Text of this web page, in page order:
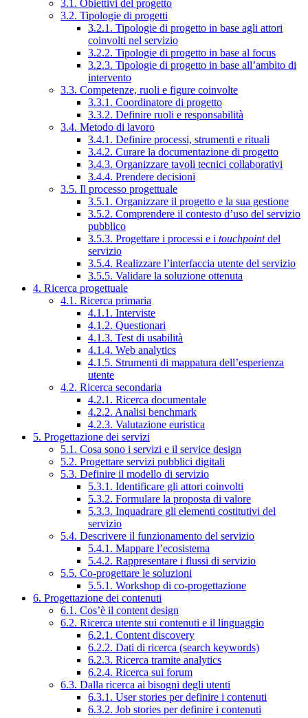
3.1. Obiettivi del progetto
3.2. Tipologie di progetti
3.2.1. Tipologie di progetto in base agli attori
coinvolti nel servizio
3.2.2. Tipologie di progetto in base al focus
3.2.3. Tipologie di progetto in base all’ambito di
intervento
3.3. Competenze, ruoli e figure coinvolte
3.3.1. Coordinatore di progetto
3.3.2. Definire ruoli e responsabilità
3.4. Metodo di lavoro
3.4.1. Definire processi, strumenti e rituali
3.4.2. Curare la documentazione di progetto
3.4.3. Organizzare tavoli tecnici collaborativi
3.4.4. Prendere decisioni
3.5. Il processo progettuale
3.5.1. Organizzare il progetto e la sua gestione
3.5.2. Comprendere il contesto d’uso del servizio
pubblico
3.5.3. Progettare i processi e i touchpointdel
servizio
3.5.4. Realizzare l’interfaccia utente del servizio
3.5.5. Validare la soluzione ottenuta
4. Ricerca progettuale
4.1. Ricerca primaria
4.1.1. Interviste
4.1.2. Questionari
4.1.3. Test di usabilità
4.1.4. Web analytics
4.1.5. Strumenti di mappatura dell’esperienza
utente
4.2. Ricerca secondaria
4.2.1. Ricerca documentale
4.2.2. Analisi benchmark
4.2.3. Valutazione euristica
5. Progettazione dei servizi
5.1. Cosa sono i servizi e il service design
5.2. Progettare servizi pubblici digitali
5.3. Definire il modello di servizio
5.3.1. Identificare gli attori coinvolti
5.3.2. Formulare la proposta di valore
5.3.3. Inquadrare gli elementi costitutivi del
servizio
5.4. Descrivere il funzionamento del servizio
5.4.1. Mappare l’ecosistema
5.4.2. Rappresentare i flussi di servizio
5.5. Co-progettare le soluzioni
5.5.1. Workshop di co-progettazione
6. Progettazione dei contenuti
6.1. Cos’è il content design
6.2. Ricerca utente sui contenuti e il linguaggio
6.2.1. Content discovery
6.2.2. Dati di ricerca (search keywords)
6.2.3. Ricerca tramite analytics
6.2.4. Ricerca sui forum
6.3. Dalla ricerca ai bisogni degli utenti
6.3.1. User stories per definire i contenuti
6.3.2. Job stories per definire i contenuti